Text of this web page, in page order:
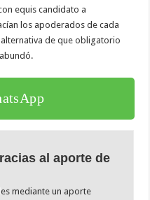
equis candidato a
los apoderados de cada
de que obligatorio
al aporte de
mediante un aporte